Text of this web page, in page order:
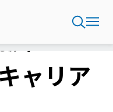
ャリア